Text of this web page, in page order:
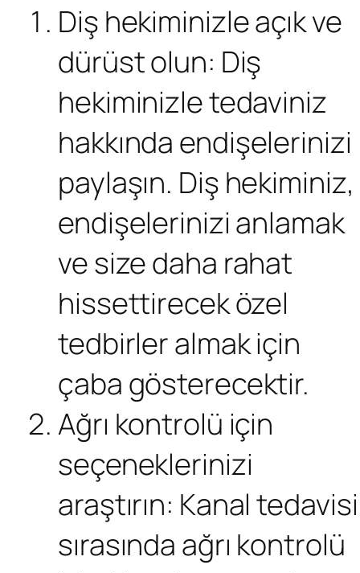
Diş hekiminizle açık ve
dürüst olun: Diş
hekiminizle tedaviniz
hakkında endişelerinizi
paylaşın. Diş hekiminiz,
endişelerinizi anlamak
ve size daha rahat
hissettirecek özel
tedbirler almak için
çaba gösterecektir.
Ağrı kontrolü için
seçeneklerinizi
araştırın: Kanal tedavisi
sırasında ağrı kontrolü